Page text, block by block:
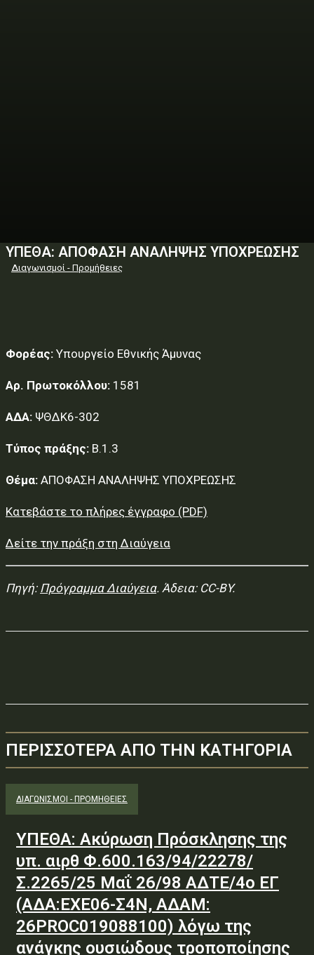
ΥΠΕΘΑ: ΑΠΟΦΑΣΗ ΑΝΑΛΗΨΗΣ ΥΠΟΧΡΕΩΣΗΣ
Διαγωνισμοί - Προμήθειες
Φορέας: Υπουργείο Εθνικής Άμυνας
Αρ. Πρωτοκόλλου: 1581
ΑΔΑ: ΨΘΔΚ6-302
Τύπος πράξης: Β.1.3
Θέμα: ΑΠΟΦΑΣΗ ΑΝΑΛΗΨΗΣ ΥΠΟΧΡΕΩΣΗΣ
Κατεβάστε το πλήρες έγγραφο (PDF)
Δείτε την πράξη στη Διαύγεια
Πηγή: Πρόγραμμα Διαύγεια. Άδεια: CC-BY.
ΠΕΡΙΣΣΟΤΕΡΑ ΑΠΟ ΤΗΝ ΚΑΤΗΓΟΡΙΑ
ΔΙΑΓΩΝΙΣΜΟΊ - ΠΡΟΜΉΘΕΙΕΣ
ΥΠΕΘΑ: Ακύρωση Πρόσκλησης της
υπ. αιρθ Φ.600.163/94/22278/
Σ.2265/25 Μαΐ 26/98 ΑΔΤΕ/4ο ΕΓ
(ΑΔΑ:ΕΧΕ06-Σ4Ν, ΑΔΑΜ:
26PROC019088100) λόγω της
ανάγκης ουσιώδους τροποποίησης